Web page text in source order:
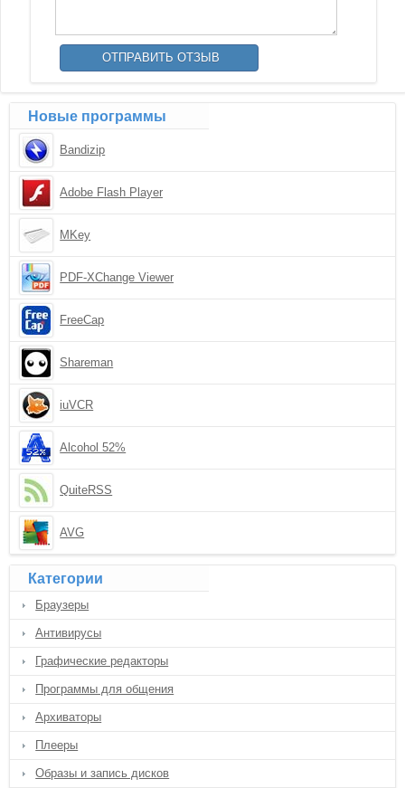
Новые программы
Bandizip
Adobe Flash Player
MKey
PDF-XChange Viewer
FreeCap
Shareman
iuVCR
Alcohol 52%
QuiteRSS
AVG
Категории
Браузеры
Антивирусы
Графические редакторы
Программы для общения
Архиваторы
Плееры
Образы и запись дисков